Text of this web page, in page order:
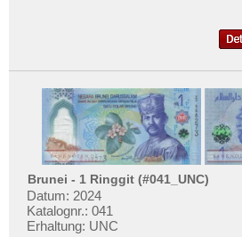
Privatsphäre und Datenschutz
AGB
Impressum
Brunei - 1 Ringgit (#041_UNC)
Datum: 2024
Katalognr.: 041
Erhaltung: UNC